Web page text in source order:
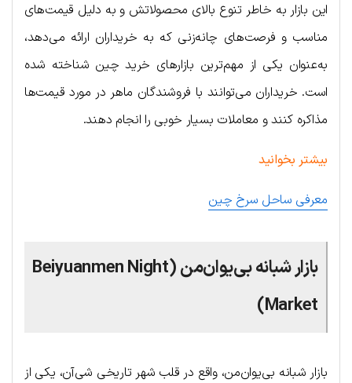
این بازار به خاطر تنوع بالای محصولاتش و به دلیل قیمت‌های
مناسب و فرصت‌های چانه‌زنی که به خریداران ارائه می‌دهد،
به‌عنوان یکی از مهم‌ترین بازارهای خرید چین شناخته شده
است. خریداران می‌توانند با فروشندگان ماهر در مورد قیمت‌ها
مذاکره کنند و معاملات بسیار خوبی را انجام دهند.
بیشتر بخوانید
معرفی ساحل سرخ چین
بازار شبانه بی‌یوان‌من (Beiyuanmen Night
Market)
بازار شبانه بی‌یوان‌من، واقع در قلب شهر تاریخی شی‌آن، یکی از